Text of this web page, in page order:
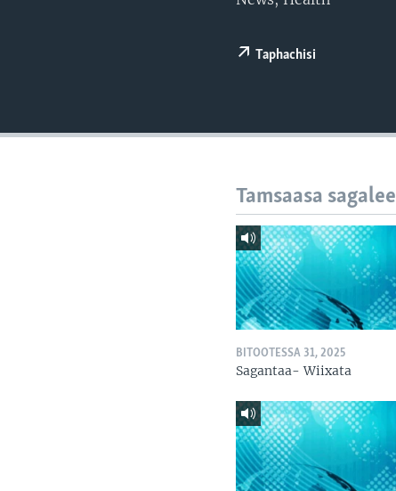
Taphachisi
Tamsaasa sagalee
BITOOTESSA 31, 2025
Sagantaa- Wiixata